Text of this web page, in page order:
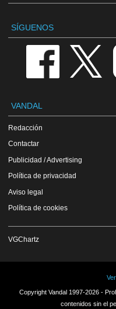
SÍGUENOS
VANDAL
Redacción
Contactar
Publicidad / Advertising
Política de privacidad
Aviso legal
Política de cookies
VGChartz
Copyright Vandal 1997-2026 -
contenidos sin el